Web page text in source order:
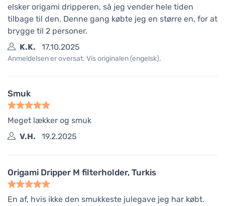
elsker origami dripperen, så jeg vender hele tiden
tilbage til den. Denne gang købte jeg en større en, for at
brygge til 2 personer.
K.K.
17.10.2025
Anmeldelsen er oversat. Vis originalen (engelsk).
Smuk
Meget lækker og smuk
V.H.
19.2.2025
Origami Dripper M filterholder, Turkis
En af, hvis ikke den smukkeste julegave jeg har købt.